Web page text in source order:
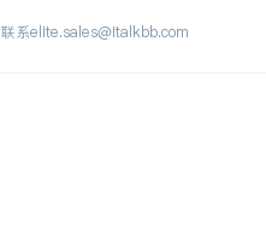
系elite.sales@italkbb.com